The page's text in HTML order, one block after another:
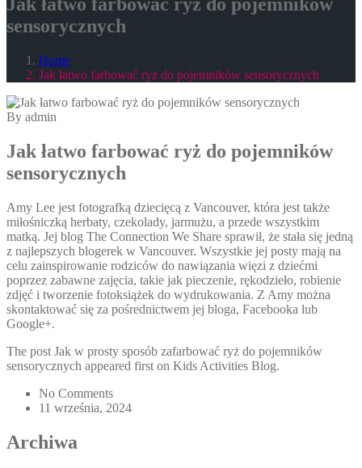
sensorycznych
Home
Jak łatwo farbować ryż do pojemników sensorycznych
By admin
Jak łatwo farbować ryż do pojemników
sensorycznych
Amy Lee jest fotografką dziecięcą z Vancouver, która jest także
miłośniczką herbaty, czekolady, jarmużu, a przede wszystkim
matką. Jej blog The Connection We Share sprawił, że stała się jedną
z najlepszych blogerek w Vancouver. Wszystkie jej posty mają na
celu zainspirowanie rodziców do nawiązania więzi z dziećmi
poprzez zabawne zajęcia, takie jak pieczenie, rękodzieło, robienie
zdjęć i tworzenie fotoksiążek do wydrukowania. Z Amy można
skontaktować się za pośrednictwem jej bloga, Facebooka lub
Google+.
The post Jak w prosty sposób zafarbować ryż do pojemników
sensorycznych appeared first on Kids Activities Blog.
No Comments
11 września, 2024
Archiwa